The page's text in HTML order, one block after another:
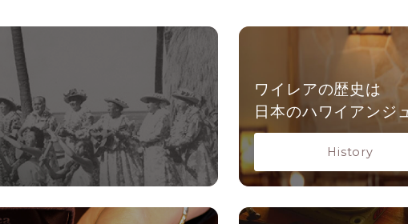
ワイレアの歴史は
日本のハワイアンジ
History